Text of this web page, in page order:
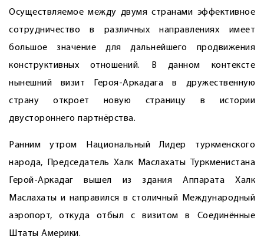
Осуществляемое между двумя странами эффективное
сотрудничество в различных направлениях имеет
большое значение для дальнейшего продвижения
конструктивных отношений. В данном контексте
нынешний визит Героя-Аркадага в дружественную
страну откроет новую страницу в истории
двустороннего партнёрства.
Ранним утром Национальный Лидер туркменского
народа, Председатель Халк Маслахаты Туркменистана
Герой-Аркадаг вышел из здания Аппарата Халк
Маслахаты и направился в столичный Международный
аэропорт, откуда отбыл с визитом в Соединённые
Штаты Америки.